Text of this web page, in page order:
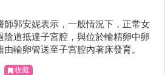
師郭安妮表示，一般情況下，正常女
陰道抵達子宮腔，與位於輸精卵中卵
輸卵管送至子宮腔內著床發育。
收藏